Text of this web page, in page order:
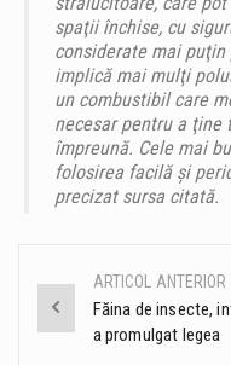
spaţii închise, cu
considerate mai
implică mai mulţi
un combustibil care
necesar pentru a ţine
împreună. Cele mai
folosirea facilă şi
precizat sursa citată.
Post
navigation
ARTICOL ANTERIOR
Făina de insecte,
a promulgat legea